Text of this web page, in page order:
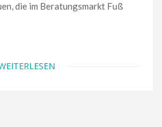
die im Beratungsmarkt Fuß